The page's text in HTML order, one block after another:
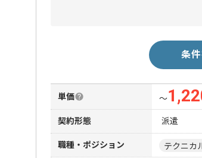
条
単価 〜
契約形態 派遣
職種・ポジション テクニカ